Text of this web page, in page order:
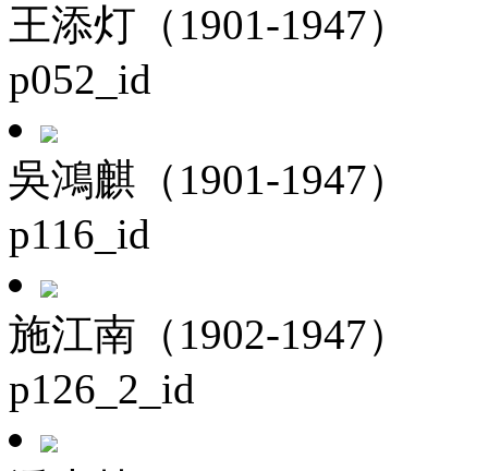
王添灯（1901-1947）
p052_id
吳鴻麒（1901-1947）
p116_id
施江南（1902-1947）
p126_2_id